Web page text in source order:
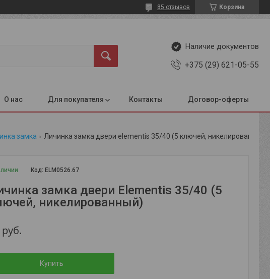
Корзина
85 отзывов
Наличие документов
+375 (29) 621-05-55
О нас Для покупателя Контакты Договор-оферты
замка Личинка замка двери elementis 35/40 (5 ключей, никелированный)
Код: ELM0526.67
замка двери Elementis 35/40 (5
никелированный)
руб.
Купить